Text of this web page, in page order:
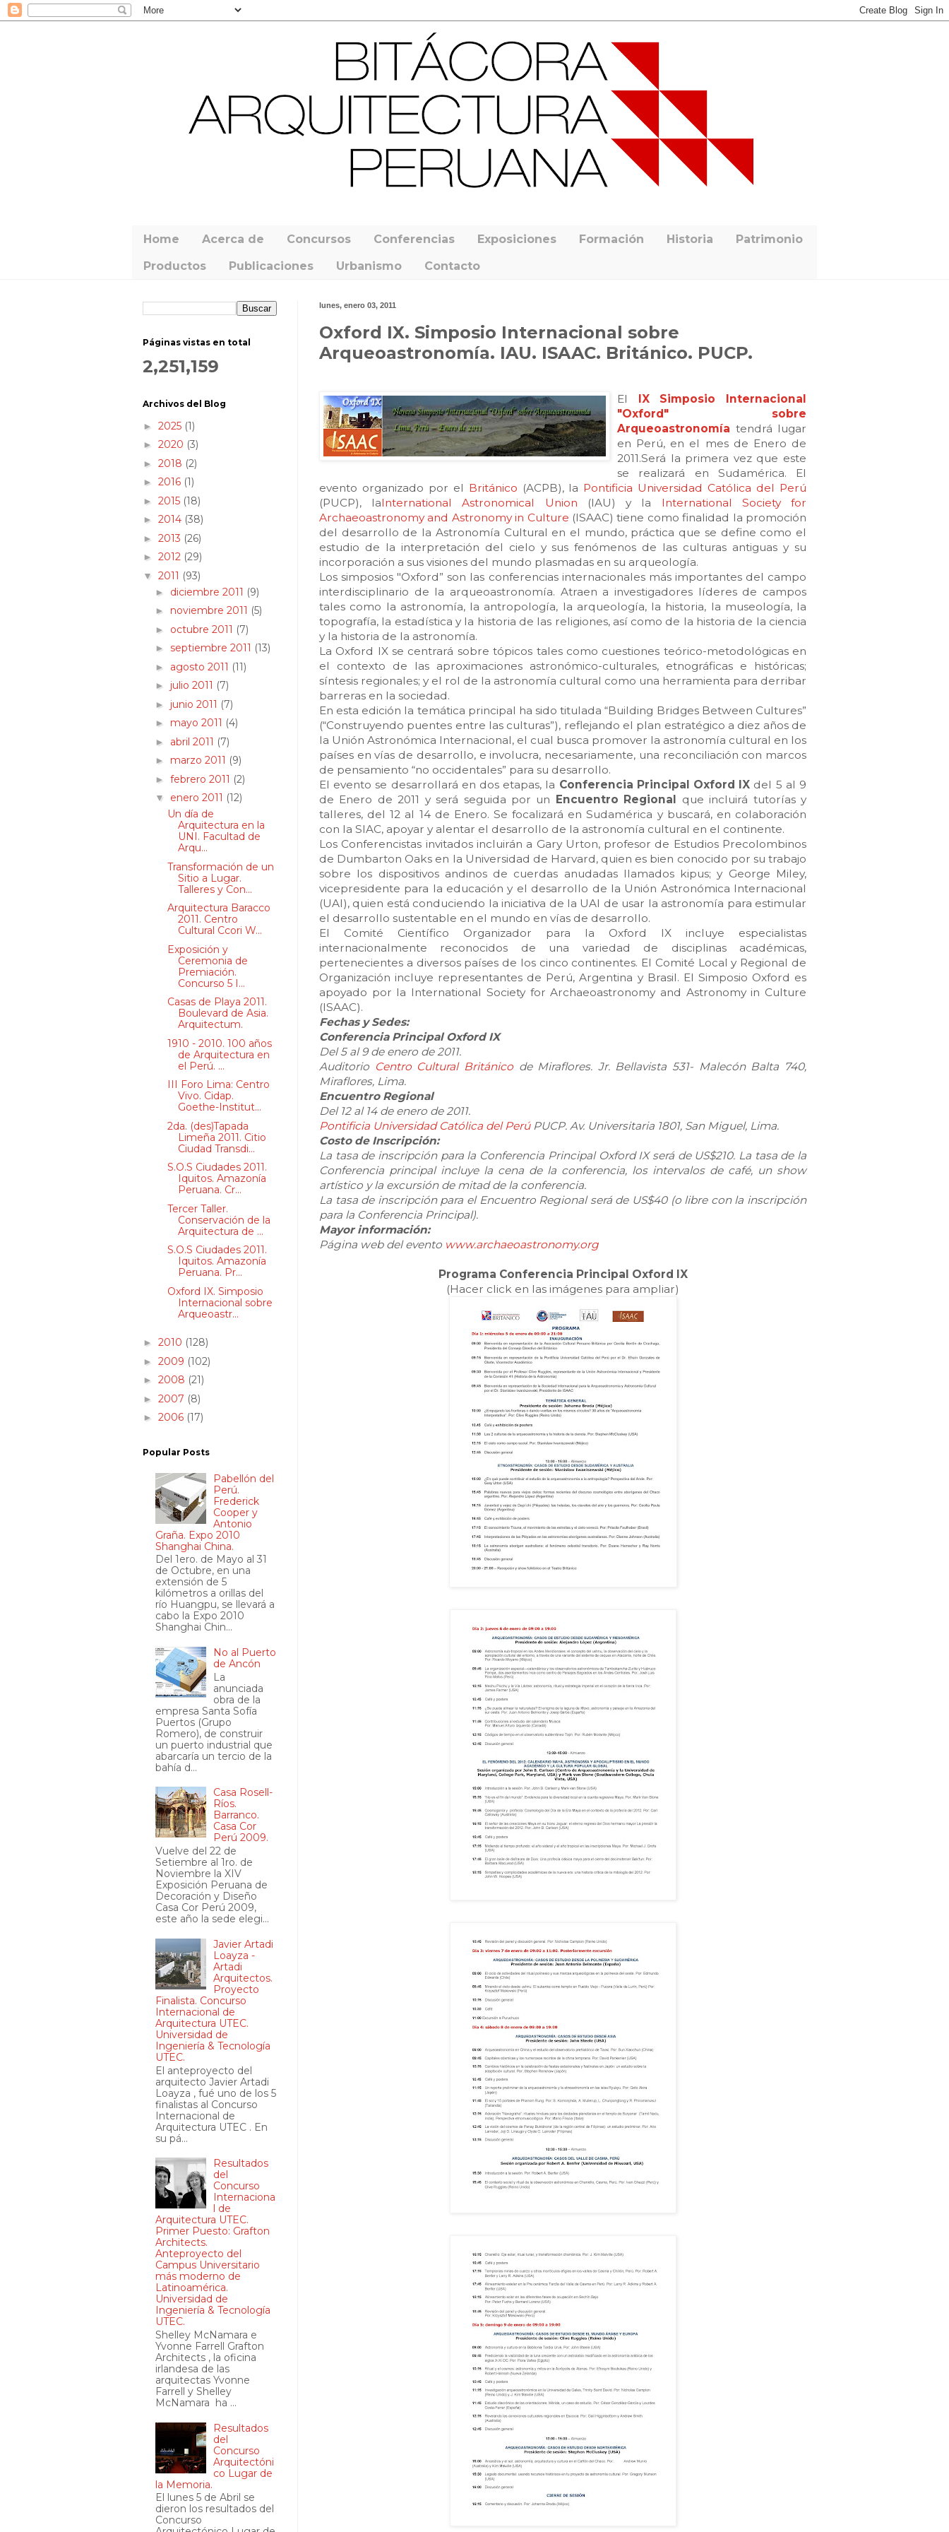
Home Acerca de Concursos Conferencias Exposiciones Formación Historia Patrimonio
Productos Publicaciones Urbanismo Contacto
lunes, enero 03, 2011
Oxford IX. Simposio Internacional sobre
Arqueoastronomía. IAU. ISAAC. Británico. PUCP.
El
IX Simposio Internacional
"Oxford" sobre
Arqueoastronomía tendrá lugar
en Perú, en el mes de Enero de
2011.Será la primera vez que este
se realizará en Sudamérica. El
evento organizado por el Británico (ACPB), la Pontificia Universidad Católica del Perú
(PUCP), laInternational Astronomical Union (IAU) y la International Society for
Archaeoastronomy and Astronomy in Culture (ISAAC) tiene como finalidad la promoción
del desarrollo de la Astronomía Cultural en el mundo, práctica que se define como el
estudio de la interpretación del cielo y sus fenómenos de las culturas antiguas y su
incorporación a sus visiones del mundo plasmadas en su arqueología.
Los simposios "Oxford” son las conferencias internacionales más importantes del campo
interdisciplinario de la arqueoastronomía. Atraen a investigadores líderes de campos
tales como la astronomía, la antropología, la arqueología, la historia, la museología, la
topografía, la estadística y la historia de las religiones, así como de la historia de la ciencia
y la historia de la astronomía.
La Oxford IX se centrará sobre tópicos tales como cuestiones teórico-metodológicas en
el contexto de las aproximaciones astronómico-culturales, etnográficas e históricas;
síntesis regionales; y el rol de la astronomía cultural como una herramienta para derribar
barreras en la sociedad.
En esta edición la temática principal ha sido titulada “Building Bridges Between Cultures”
(“Construyendo puentes entre las culturas”), reflejando el plan estratégico a diez años de
la Unión Astronómica Internacional, el cual busca promover la astronomía cultural en los
países en vías de desarrollo, e involucra, necesariamente, una reconciliación con marcos
de pensamiento “no occidentales” para su desarrollo.
El evento se desarrollará en dos etapas, la Conferencia Principal Oxford IX del 5 al 9
de Enero de 2011 y será seguida por un
Encuentro Regional
que incluirá tutorías y
talleres, del 12 al 14 de Enero. Se focalizará en Sudamérica y buscará, en colaboración
con la SIAC, apoyar y alentar el desarrollo de la astronomía cultural en el continente.
Los Conferencistas invitados incluirán a Gary Urton, profesor de Estudios Precolombinos
de Dumbarton Oaks en la Universidad de Harvard, quien es bien conocido por su trabajo
sobre los dispositivos andinos de cuerdas anudadas llamados kipus; y George Miley,
vicepresidente para la educación y el desarrollo de la Unión Astronómica Internacional
(UAI), quien está conduciendo la iniciativa de la UAI de usar la astronomía para estimular
el desarrollo sustentable en el mundo en vías de desarrollo.
El Comité Científico Organizador para la Oxford IX incluye especialistas
internacionalmente reconocidos de una variedad de disciplinas académicas,
pertenecientes a diversos países de los cinco continentes. El Comité Local y Regional de
Organización incluye representantes de Perú, Argentina y Brasil. El Simposio Oxford es
apoyado por la International Society for Archaeoastronomy and Astronomy in Culture
(ISAAC).
Fechas y Sedes:
Conferencia Principal Oxford IX
Del 5 al 9 de enero de 2011.
Auditorio Centro Cultural Británicode Miraflores. Jr. Bellavista 531- Malecón Balta 740,
Miraflores, Lima.
Encuentro Regional
Del 12 al 14 de enero de 2011.
Pontificia Universidad Católica del PerúPUCP. Av. Universitaria 1801, San Miguel, Lima.
Costo de Inscripción:
La tasa de inscripción para la Conferencia Principal Oxford IX será de US$210. La tasa de la
Conferencia principal incluye la cena de la conferencia, los intervalos de café, un show
artístico y la excursión de mitad de la conferencia.
La tasa de inscripción para el Encuentro Regional será de US$40 (o libre con la inscripción
para la Conferencia Principal).
Mayor información:
Página web del evento www.archaeoastronomy.org
Programa Conferencia Principal Oxford IX
(Hacer click en las imágenes para ampliar)
Páginas vistas en total
2,251,159
Archivos del Blog
► 2025 (1)
► 2020 (3)
► 2018 (2)
► 2016 (1)
► 2015 (18)
► 2014 (38)
► 2013 (26)
► 2012 (29)
▼ 2011 (93)
► diciembre 2011 (9)
► noviembre 2011 (5)
► octubre 2011 (7)
► septiembre 2011 (13)
► agosto 2011 (11)
► julio 2011 (7)
► junio 2011 (7)
► mayo 2011 (4)
► abril 2011 (7)
► marzo 2011 (9)
► febrero 2011 (2)
▼ enero 2011 (12)
Un día de
Arquitectura en la
UNI. Facultad de
Arqu...
Transformación de un
Sitio a Lugar.
Talleres y Con...
Arquitectura Baracco
2011. Centro
Cultural Ccori W...
Exposición y
Ceremonia de
Premiación.
Concurso 5 I...
Casas de Playa 2011.
Boulevard de Asia.
Arquitectum.
1910 - 2010. 100 años
de Arquitectura en
el Perú. ...
III Foro Lima: Centro
Vivo. Cidap.
Goethe-Institut...
2da. (des)Tapada
Limeña 2011. Citio
Ciudad Transdi...
S.O.S Ciudades 2011.
Iquitos. Amazonía
Peruana. Cr...
Tercer Taller.
Conservación de la
Arquitectura de ...
S.O.S Ciudades 2011.
Iquitos. Amazonía
Peruana. Pr...
Oxford IX. Simposio
Internacional sobre
Arqueoastr...
► 2010 (128)
► 2009 (102)
► 2008 (21)
► 2007 (8)
► 2006 (17)
Popular Posts
Pabellón del
Perú.
Frederick
Cooper y
Antonio
Graña. Expo 2010
Shanghai China.
Del 1ero. de Mayo al 31
de Octubre, en una
extensión de 5
kilómetros a orillas del
río Huangpu, se llevará a
cabo la Expo 2010
Shanghai Chin...
No al Puerto
de Ancón
La
anunciada
obra de la
empresa Santa Sofía
Puertos (Grupo
Romero), de construir
un puerto industrial que
abarcaría un tercio de la
bahía d...
Casa Rosell-
Ríos.
Barranco.
Casa Cor
Perú 2009.
Vuelve del 22 de
Setiembre al 1ro. de
Noviembre la XIV
Exposición Peruana de
Decoración y Diseño
Casa Cor Perú 2009,
este año la sede elegi...
Javier Artadi
Loayza -
Artadi
Arquitectos.
Proyecto
Finalista. Concurso
Internacional de
Arquitectura UTEC.
Universidad de
Ingeniería & Tecnología
UTEC.
El anteproyecto del
arquitecto Javier Artadi
Loayza , fué uno de los 5
finalistas al Concurso
Internacional de
Arquitectura UTEC . En
su pá...
Resultados
del
Concurso
Internaciona
l de
Arquitectura UTEC.
Primer Puesto: Grafton
Architects.
Anteproyecto del
Campus Universitario
más moderno de
Latinoamérica.
Universidad de
Ingeniería & Tecnología
UTEC.
Shelley McNamara e
Yvonne Farrell Grafton
Architects , la oficina
irlandesa de las
arquitectas Yvonne
Farrell y Shelley
McNamara ha ...
Resultados
del
Concurso
Arquitectóni
co Lugar de
la Memoria.
El lunes 5 de Abril se
dieron los resultados del
Concurso